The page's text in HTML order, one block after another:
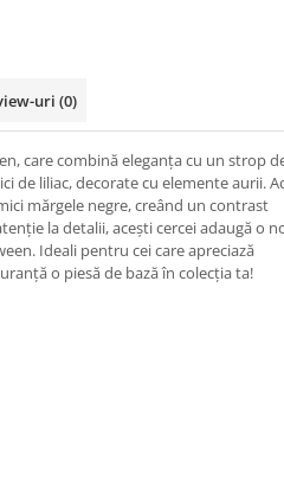
uri (0)
care combină eleganța cu un strop
de liliac, decorate cu elemente aurii.
mărgele negre, creând un contrast
la detalii, acești cercei adaugă o
Ideali pentru cei care apreciază
o piesă de bază în colecția ta!